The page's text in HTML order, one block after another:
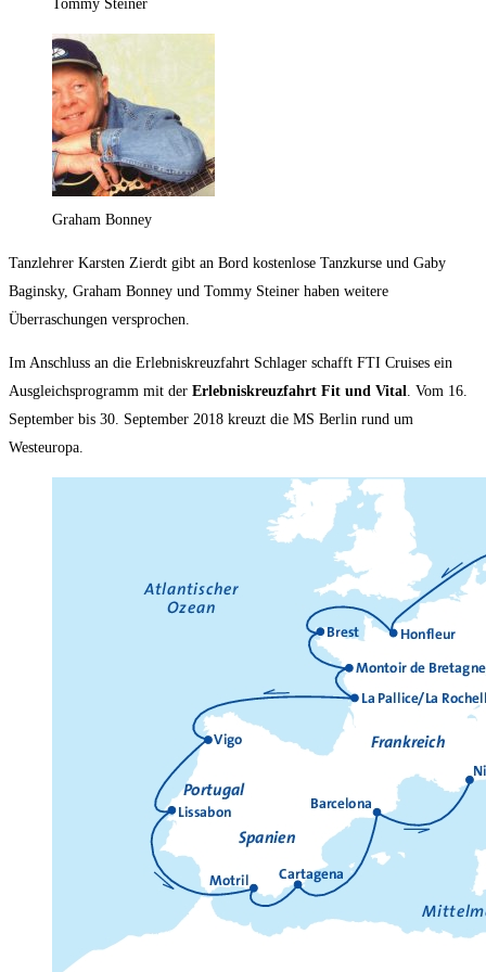
Tommy Steiner
Graham Bonney
Tanzlehrer Karsten Zierdt gibt an Bord kostenlose Tanzkurse und Gaby
Baginsky, Graham Bonney und Tommy Steiner haben weitere
Überraschungen versprochen.
Im Anschluss an die Erlebniskreuzfahrt Schlager schafft FTI Cruises ein
Ausgleichsprogramm mit der Erlebniskreuzfahrt Fit und Vital
. Vom 16.
September bis 30. September 2018 kreuzt die MS Berlin rund um
Westeuropa.